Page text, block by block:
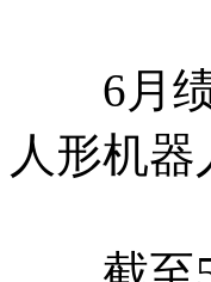
6月绩
人形机器